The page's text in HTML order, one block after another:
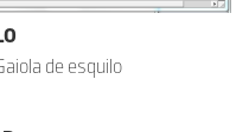
de esquilo